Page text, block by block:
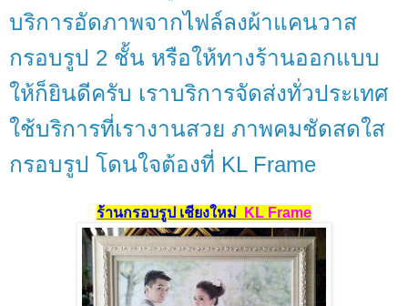
บริการอัดภาพจากไฟล์ลงผ้าแคนวาส
กรอบรูป 2 ชั้น หรือให้ทางร้านออกแบบ
ให้ก็ยินดีครับ เราบริการจัดส่งทั่วประเทศ
ใช้บริการที่เรางานสวย ภาพคมชัดสดใส
กรอบรูป โดนใจต้องที่ KL Frame
ร้านกรอบรูป เชียงใหม่ KL Frame